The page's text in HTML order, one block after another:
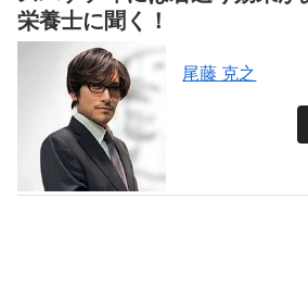
栄養士に聞く！
尾藤 克之